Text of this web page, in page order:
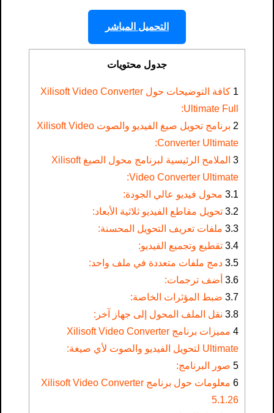
التحميل المباشر
جدول محتويات
1
كافة التوضيحات حول Xilisoft Video Converter
Ultimate Full​:
2
برنامج تحويل صيغ الفيديو والصوت Xilisoft Video
Converter Ultimate:
3
الملامح الرئيسية لبرنامج محول الصيغ Xilisoft
Video Converter Ultimate:
3.1 محول فيديو عالي الجودة:
3.2 تحويل مقاطع الفيديو ثلاثية الأبعاد:
3.3 ملفات تعريف التحويل المحسنة:
3.4 تقطيع وتجميع الفيديو:
3.5 دمج ملفات متعددة في ملف واحد:
3.6 أضف ترجمات:
3.7 ضبط المؤثرات الخاصة:
3.8 نقل الملف المحول إلى جهاز آخر:
4
مميزات برنامج Xilisoft Video Converter
Ultimate لتحويل الفيديو والصوت لأي صيغة:
5 صور البرنامج:
6
معلومات حول برنامج Xilisoft Video Converter
5.1.26